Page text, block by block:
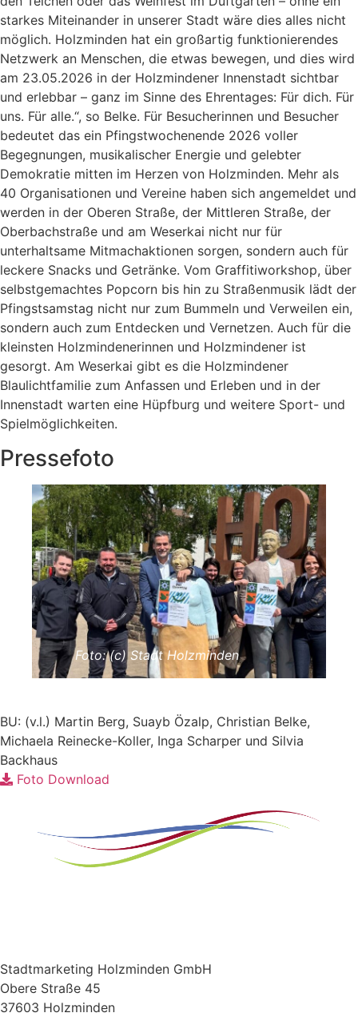
starkes Miteinander in unserer Stadt wäre dies alles nicht
möglich. Holzminden hat ein großartig funktionierendes
Netzwerk an Menschen, die etwas bewegen, und dies wird
am 23.05.2026 in der Holzmindener Innenstadt sichtbar
und erlebbar – ganz im Sinne des Ehrentages: Für dich. Für
uns. Für alle.“, so Belke. Für Besucherinnen und Besucher
bedeutet das ein Pfingstwochenende 2026 voller
Begegnungen, musikalischer Energie und gelebter
Demokratie mitten im Herzen von Holzminden. Mehr als
40 Organisationen und Vereine haben sich angemeldet und
werden in der Oberen Straße, der Mittleren Straße, der
Oberbachstraße und am Weserkai nicht nur für
unterhaltsame Mitmachaktionen sorgen, sondern auch für
leckere Snacks und Getränke. Vom Graffitiworkshop, über
selbstgemachtes Popcorn bis hin zu Straßenmusik lädt der
Pfingstsamstag nicht nur zum Bummeln und Verweilen ein,
sondern auch zum Entdecken und Vernetzen. Auch für die
kleinsten Holzmindenerinnen und Holzmindener ist
gesorgt. Am Weserkai gibt es die Holzmindener
Blaulichtfamilie zum Anfassen und Erleben und in der
Innenstadt warten eine Hüpfburg und weitere Sport- und
Spielmöglichkeiten.
Pressefoto
Foto: (c) Stadt Holzminden
BU: (v.l.) Martin Berg, Suayb Özalp, Christian Belke,
Michaela Reinecke-Koller, Inga Scharper und Silvia
Backhaus
Foto Download
Stadtmarketing Holzminden GmbH
Obere Straße 45
37603 Holzminden